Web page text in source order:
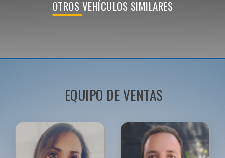
OTROS VEHÍCULOS SIMILARES
EQUIPO DE VENTAS